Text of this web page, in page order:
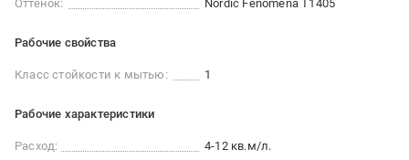
Оттенок:
Nordic Fenomena T1405
Рабочие свойства
Класс стойкости к мытью: 1
Рабочие характеристики
Расход:
4-12 кв.м/л.